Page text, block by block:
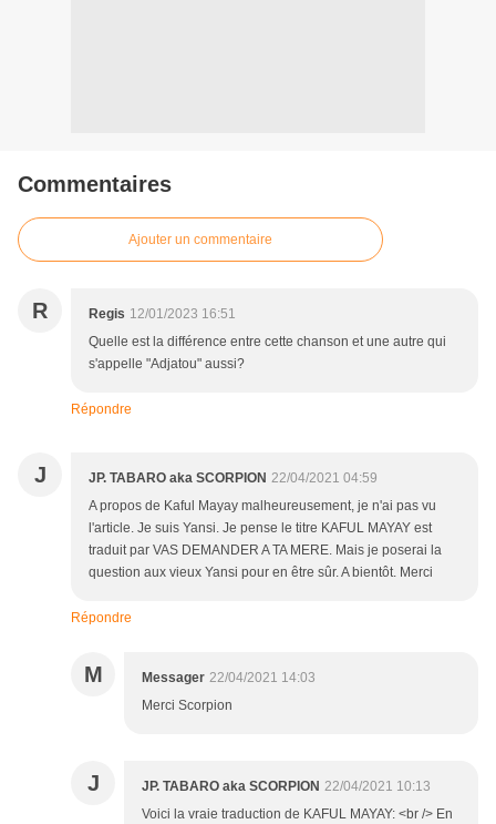
Commentaires
Ajouter un commentaire
R Regis 12/01/2023 16:51
Quelle est la différence entre cette chanson et une autre qui
s'appelle "Adjatou" aussi?
Répondre
J JP. TABARO aka SCORPION 22/04/2021 04:59
A propos de Kaful Mayay malheureusement, je n'ai pas vu
l'article. Je suis Yansi. Je pense le titre KAFUL MAYAY est
traduit par VAS DEMANDER A TA MERE. Mais je poserai la
question aux vieux Yansi pour en être sûr. A bientôt. Merci
Répondre
M Messager 22/04/2021 14:03
Merci Scorpion
J JP. TABARO aka SCORPION 22/04/2021 10:13
Voici la vraie traduction de KAFUL MAYAY: <br /> En